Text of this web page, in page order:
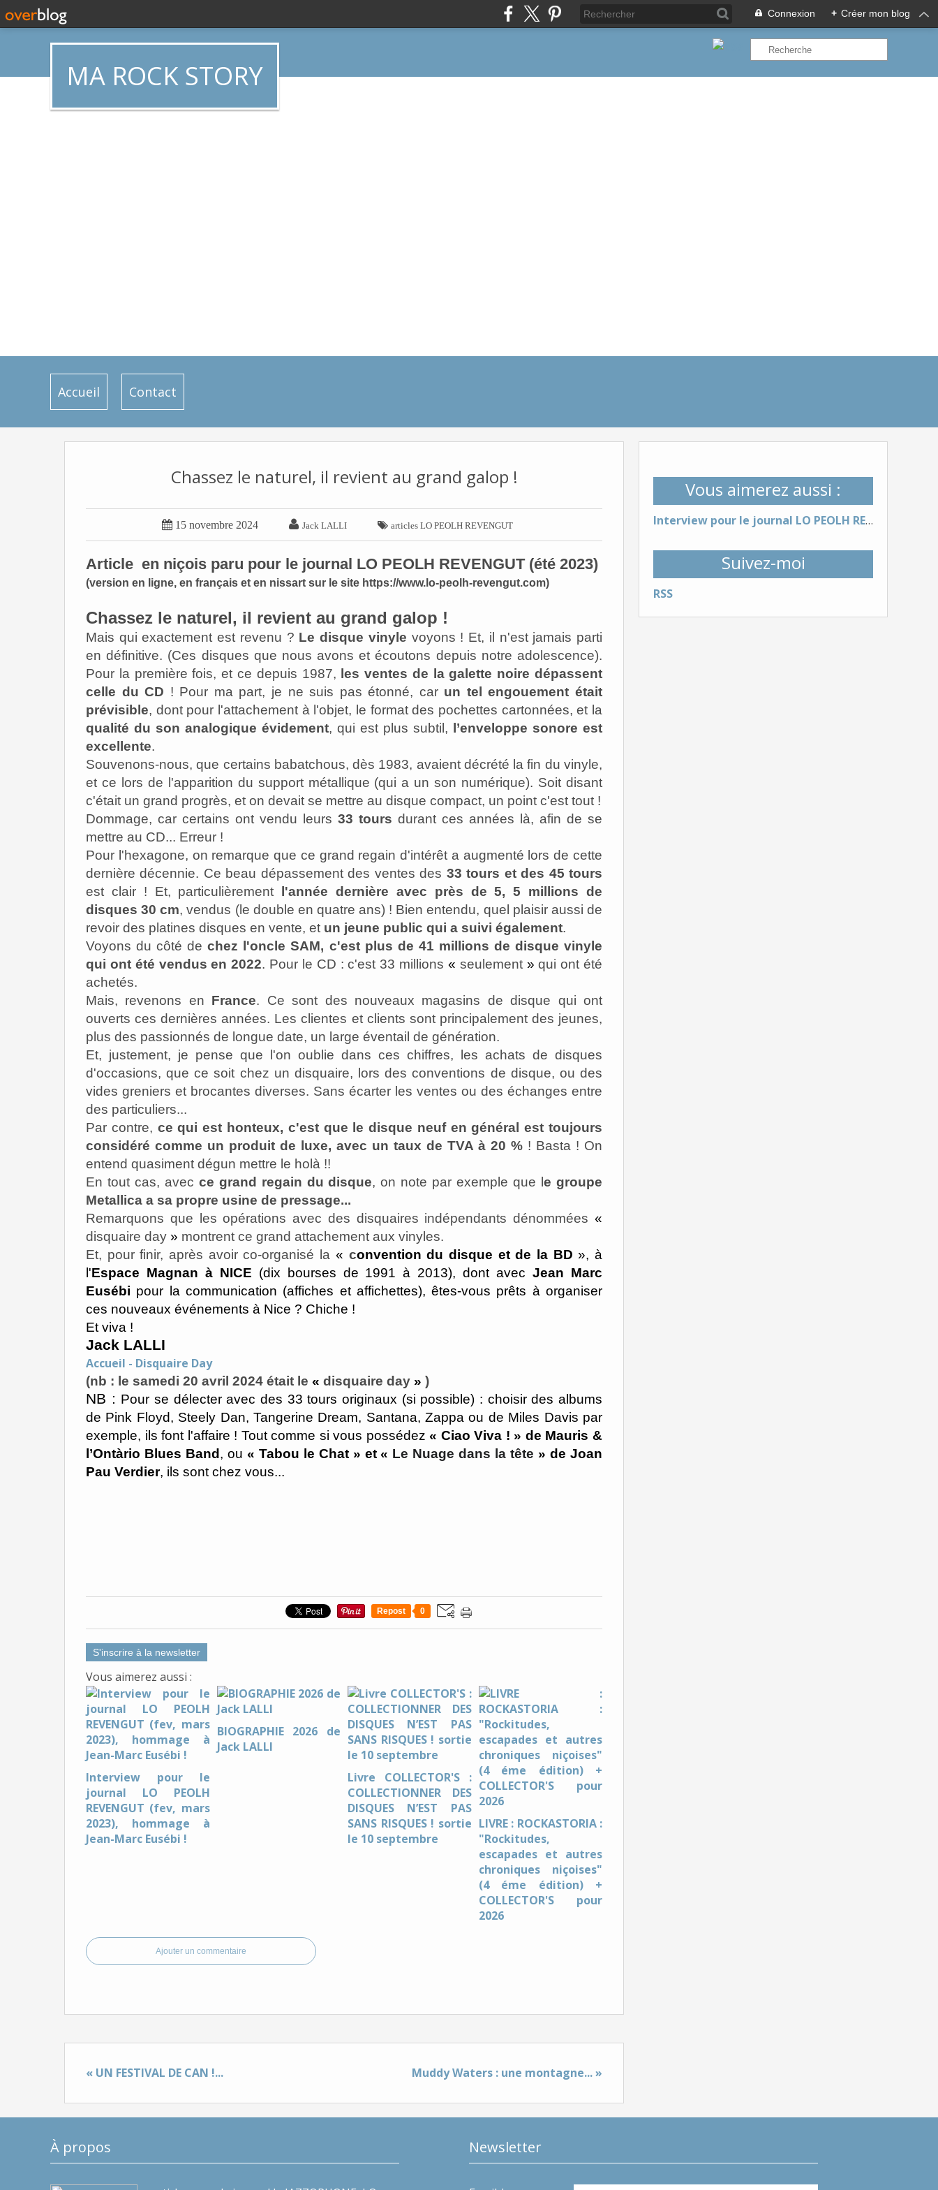
Connexion + Créer mon blog
MA ROCK STORY
Accueil Contact
Vous aimerez aussi :
Interview pour le journal LO PEOLH REVENGUT (fev, mars 2023), hommage à Jean-Marc Eusébi !
Suivez-moi
RSS
Chassez le naturel, il revient au grand galop !
 15 novembre 2024  Jack LALLI  articles LO PEOLH REVENGUT
Article en niçois paru pour le journal LO PEOLH REVENGUT (été 2023)
(version en ligne, en français et en nissart sur le site https://www.lo-peolh-revengut.com)
Chassez le naturel, il revient au grand galop !
Mais qui exactement est revenu ? Le disque vinyle voyons ! Et, il n'est jamais parti
en définitive. (Ces disques que nous avons et écoutons depuis notre adolescence).
Pour la première fois, et ce depuis 1987, les ventes de la galette noire dépassent
celle du CD ! Pour ma part, je ne suis pas étonné, car un tel engouement était
prévisible, dont pour l'attachement à l'objet, le format des pochettes cartonnées, et la
qualité du son analogique évidement, qui est plus subtil,
l’enveloppe sonore est
excellente.
Souvenons-nous, que certains babatchous, dès 1983, avaient décrété la fin du vinyle,
et ce lors de l'apparition du support métallique (qui a un son numérique). Soit disant
c'était un grand progrès, et on devait se mettre au disque compact, un point c'est tout !
Dommage, car certains ont vendu leurs 33 tours durant ces années là, afin de se
mettre au CD... Erreur !
Pour l'hexagone, on remarque que ce grand regain d'intérêt a augmenté lors de cette
dernière décennie. Ce beau dépassement des ventes des 33 tours et des 45 tours
est clair ! Et, particulièrement
l'année dernière avec près de 5, 5 millions de
disques 30 cm, vendus (le double en quatre ans) ! Bien entendu, quel plaisir aussi de
revoir des platines disques en vente, et un jeune public qui a suivi également.
Voyons du côté dechez l'oncle SAM, c'est plus de 41 millions de disque vinyle
qui ont été vendus en 2022. Pour le CD : c'est 33 millions « seulement » qui ont été
achetés.
Mais, revenons en France. Ce sont des nouveaux magasins de disque qui ont
ouverts ces dernières années. Les clientes et clients sont principalement des jeunes,
plus des passionnés de longue date, un large éventail de génération.
Et, justement, je pense que l'on oublie dans ces chiffres, les achats de disques
d'occasions, que ce soit chez un disquaire, lors des conventions de disque, ou des
vides greniers et brocantes diverses. Sans écarter les ventes ou des échanges entre
des particuliers...
Par contre, ce qui est honteux, c'est que le disque neuf en général est toujours
considéré comme un produit de luxe, avec un taux de TVA à 20 % ! Basta ! On
entend quasiment dégun mettre le holà !!
En tout cas, avec ce grand regain du disque, on note par exemple que le groupe
Metallica a sa propre usine de pressage...
Remarquons que les opérations avec des disquaires indépendants dénommées «
disquaire day » montrent ce grand attachement aux vinyles.
Et, pour finir, après avoir co-organisé la « convention du disque et de la BD», à
l'Espace Magnan à NICE (dix bourses de 1991 à 2013), dont avecJean Marc
Eusébi pour la communication (affiches et affichettes), êtes-vous prêts à organiser
ces nouveaux événements à Nice ? Chiche !
Et viva !
Jack LALLI
Accueil - Disquaire Day
(nb : le samedi 20 avril 2024 était le « disquaire day » )
NB : Pour se délecter avec des 33 tours originaux (si possible) : choisir des albums
de Pink Floyd, Steely Dan, Tangerine Dream, Santana, Zappa ou de Miles Davis par
exemple, ils font l'affaire ! Tout comme si vous possédez« Ciao Viva ! » de Mauris &
l’Ontàrio Blues Band , ou « Tabou le Chat » et« Le Nuage dans la tête »de Joan
Pau Verdier, ils sont chez vous...
Repost 0
S'inscrire à la newsletter
Vous aimerez aussi :
Interview pour le
journal LO PEOLH
REVENGUT (fev, mars
2023), hommage à
Jean-Marc Eusébi !
BIOGRAPHIE 2026 de
Jack LALLI
Livre COLLECTOR'S :
COLLECTIONNER DES
DISQUES N’EST PAS
SANS RISQUES ! sortie
le 10 septembre
LIVRE : ROCKASTORIA :
"Rockitudes,
escapades et autres
chroniques niçoises"
(4 éme édition) +
COLLECTOR'S pour
2026
Ajouter un commentaire
« UN FESTIVAL DE CAN !... Muddy Waters : une montagne... »
À propos Newsletter